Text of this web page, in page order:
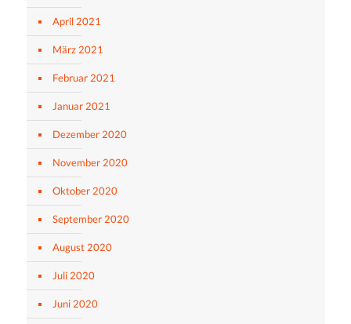
April 2021
März 2021
Februar 2021
Januar 2021
Dezember 2020
November 2020
Oktober 2020
September 2020
August 2020
Juli 2020
Juni 2020